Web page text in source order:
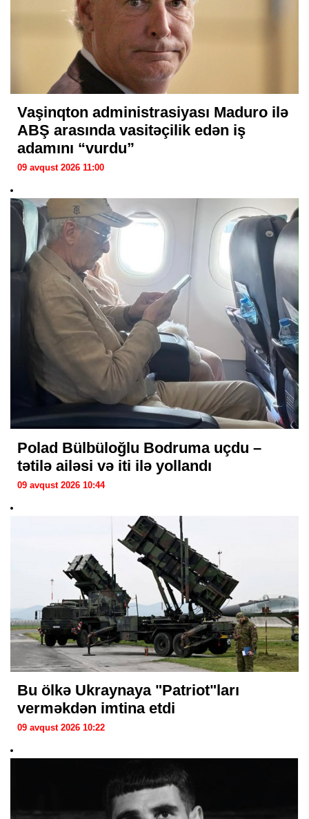
Vaşinqton administrasiyası Maduro ilə
ABŞ arasında vasitəçilik edən iş
adamını “vurdu”
09 avqust 2026 11:00
Polad Bülbüloğlu Bodruma uçdu –
tətilə ailəsi və iti ilə yollandı
09 avqust 2026 10:44
Bu ölkə Ukraynaya "Patriot"ları
verməkdən imtina etdi
09 avqust 2026 10:22